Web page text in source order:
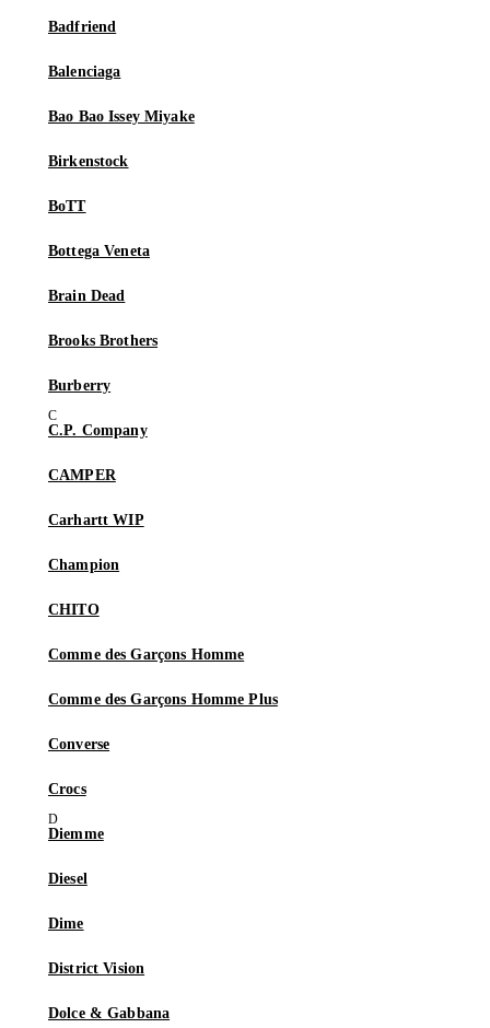
Badfriend
Balenciaga
Bao Bao Issey Miyake
Birkenstock
BoTT
Bottega Veneta
Brain Dead
Brooks Brothers
Burberry
C.P. Company
CAMPER
Carhartt WIP
Champion
CHITO
Comme des Garçons Homme
Comme des Garçons Homme Plus
Converse
Crocs
Diemme
Diesel
Dime
District Vision
Dolce & Gabbana